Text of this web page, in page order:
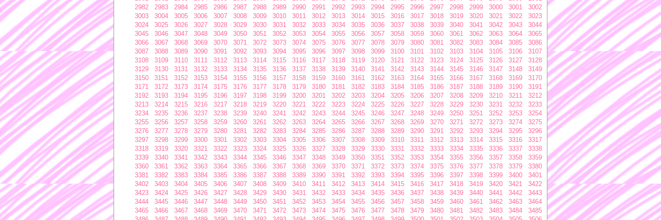
2982
2983 2984 2985 2986 2987 2988 2989 2990 2991 2992 2993 2994 2995 2996 2997 2998 2999 3000 3001
3002
3003
3004 3005 3006 3007 3008 3009 3010 3011 3012 3013 3014 3015 3016 3017 3018 3019 3020 3021 3022
3023
3024
3025 3026 3027 3028 3029 3030 3031 3032 3033 3034 3035 3036 3037 3038 3039 3040 3041 3042 3043
3044
3045
3046 3047 3048 3049 3050 3051 3052 3053 3054 3055 3056 3057 3058 3059 3060 3061 3062 3063 3064
3065
3066
3067 3068 3069 3070 3071 3072 3073 3074 3075 3076 3077 3078 3079 3080 3081 3082 3083 3084 3085
3086
3087
3088 3089 3090 3091 3092 3093 3094 3095 3096 3097 3098 3099 3100 3101 3102 3103 3104 3105 3106
3107
3108
3109 3110 3111 3112 3113 3114 3115 3116 3117 3118 3119 3120 3121 3122 3123 3124 3125 3126 3127
3128
3129
3130 3131 3132 3133 3134 3135 3136 3137 3138 3139 3140 3141 3142 3143 3144 3145 3146 3147 3148
3149
3150
3151 3152 3153 3154 3155 3156 3157 3158 3159 3160 3161 3162 3163 3164 3165 3166 3167 3168 3169
3170
3171
3172 3173 3174 3175 3176 3177 3178 3179 3180 3181 3182 3183 3184 3185 3186 3187 3188 3189 3190
3191
3192
3193 3194 3195 3196 3197 3198 3199 3200 3201 3202 3203 3204 3205 3206 3207 3208 3209 3210 3211
3212
3213
3214 3215 3216 3217 3218 3219 3220 3221 3222 3223 3224 3225 3226 3227 3228 3229 3230 3231 3232
3233
3234
3235 3236 3237 3238 3239 3240 3241 3242 3243 3244 3245 3246 3247 3248 3249 3250 3251 3252 3253
3254
3255
3256 3257 3258 3259 3260 3261 3262 3263 3264 3265 3266 3267 3268 3269 3270 3271 3272 3273 3274
3275
3276
3277 3278 3279 3280 3281 3282 3283 3284 3285 3286 3287 3288 3289 3290 3291 3292 3293 3294 3295
3296
3297
3298 3299 3300 3301 3302 3303 3304 3305 3306 3307 3308 3309 3310 3311 3312 3313 3314 3315 3316
3317
3318
3319 3320 3321 3322 3323 3324 3325 3326 3327 3328 3329 3330 3331 3332 3333 3334 3335 3336 3337
3338
3339
3340 3341 3342 3343 3344 3345 3346 3347 3348 3349 3350 3351 3352 3353 3354 3355 3356 3357 3358
3359
3360
3361 3362 3363 3364 3365 3366 3367 3368 3369 3370 3371 3372 3373 3374 3375 3376 3377 3378 3379
3380
3381
3382 3383 3384 3385 3386 3387 3388 3389 3390 3391 3392 3393 3394 3395 3396 3397 3398 3399 3400
3401
3402
3403 3404 3405 3406 3407 3408 3409 3410 3411 3412 3413 3414 3415 3416 3417 3418 3419 3420 3421
3422
3423
3424 3425 3426 3427 3428 3429 3430 3431 3432 3433 3434 3435 3436 3437 3438 3439 3440 3441 3442
3443
3444
3445 3446 3447 3448 3449 3450 3451 3452 3453 3454 3455 3456 3457 3458 3459 3460 3461 3462 3463
3464
3465
3466 3467 3468 3469 3470 3471 3472 3473 3474 3475 3476 3477 3478 3479 3480 3481 3482 3483 3484
3485